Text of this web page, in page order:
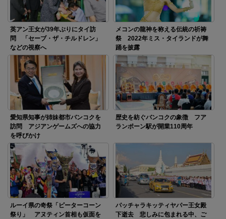
英アン王女が39年ぶりにタイ訪
問 「セーブ・ザ・チルドレン」
などの視察へ
メコンの龍神を称える伝統の祈祷
祭 2022年ミス・タイランドが舞
踊を披露
愛知県知事が姉妹都市バンコクを
訪問 アジアンゲームズへの協力
を呼びかけ
歴史を紡ぐバンコクの象徴 フア
ランポーン駅が開業110周年
ルーイ県の奇祭「ピーターコーン
祭り」 アヌティン首相も仮面を
パッチャラキッティヤパー王女殿
下逝去 悲しみに包まれる中、ご